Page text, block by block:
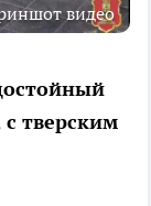
видео
с тверским